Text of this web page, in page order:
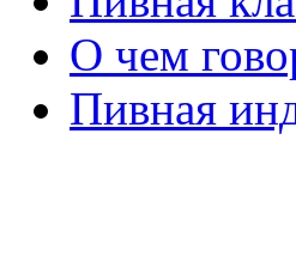
О чем
Пивная